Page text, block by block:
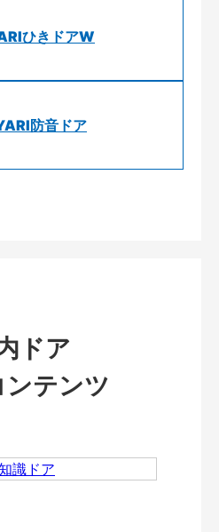
ひきドアW
防音ドア
ドア
ンテンツ